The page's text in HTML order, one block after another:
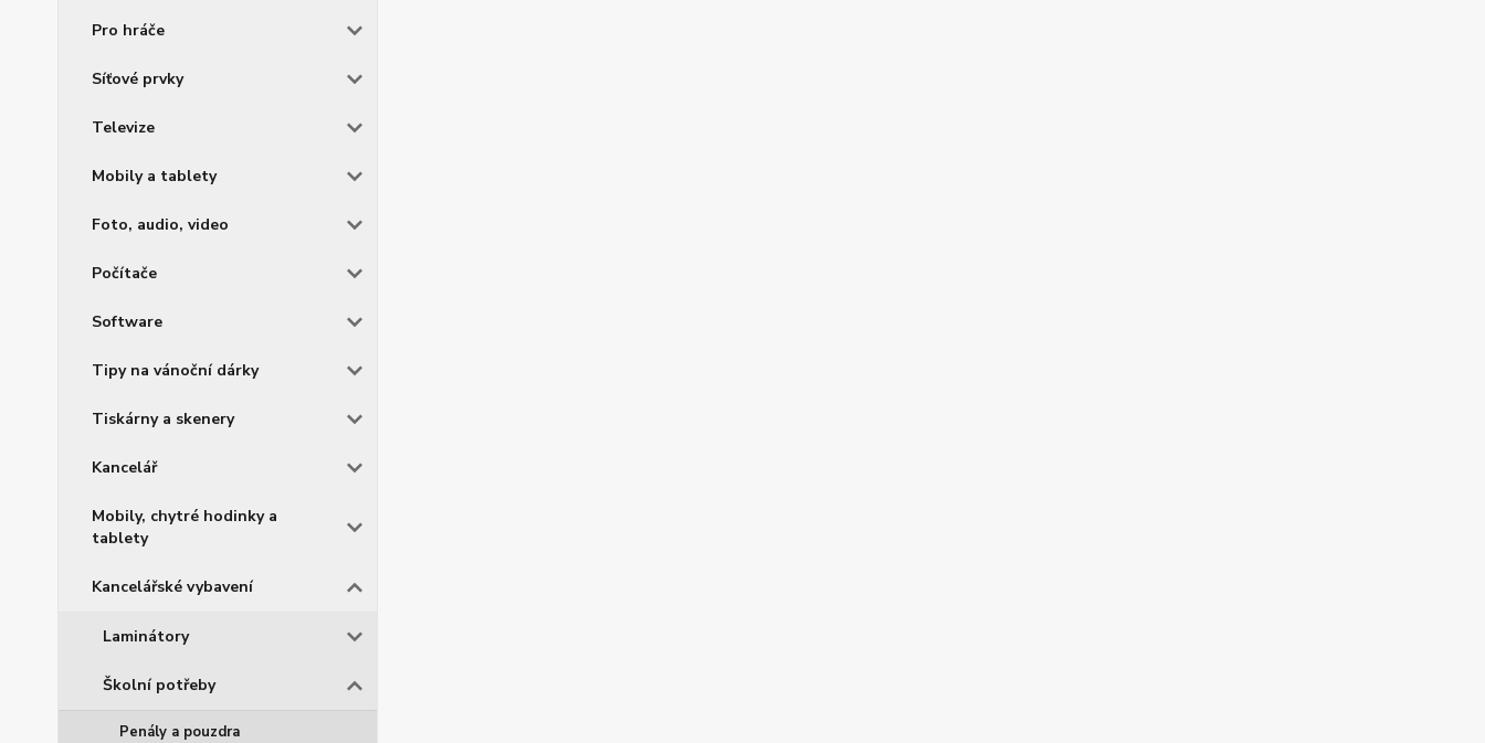
Pro hráče
Síťové prvky
Televize
Mobily a tablety
Foto, audio, video
Počítače
Software
Tipy na vánoční dárky
Tiskárny a skenery
Kancelář
Mobily, chytré hodinky a
tablety
Kancelářské vybavení
Laminátory
Školní potřeby
Penály a pouzdra